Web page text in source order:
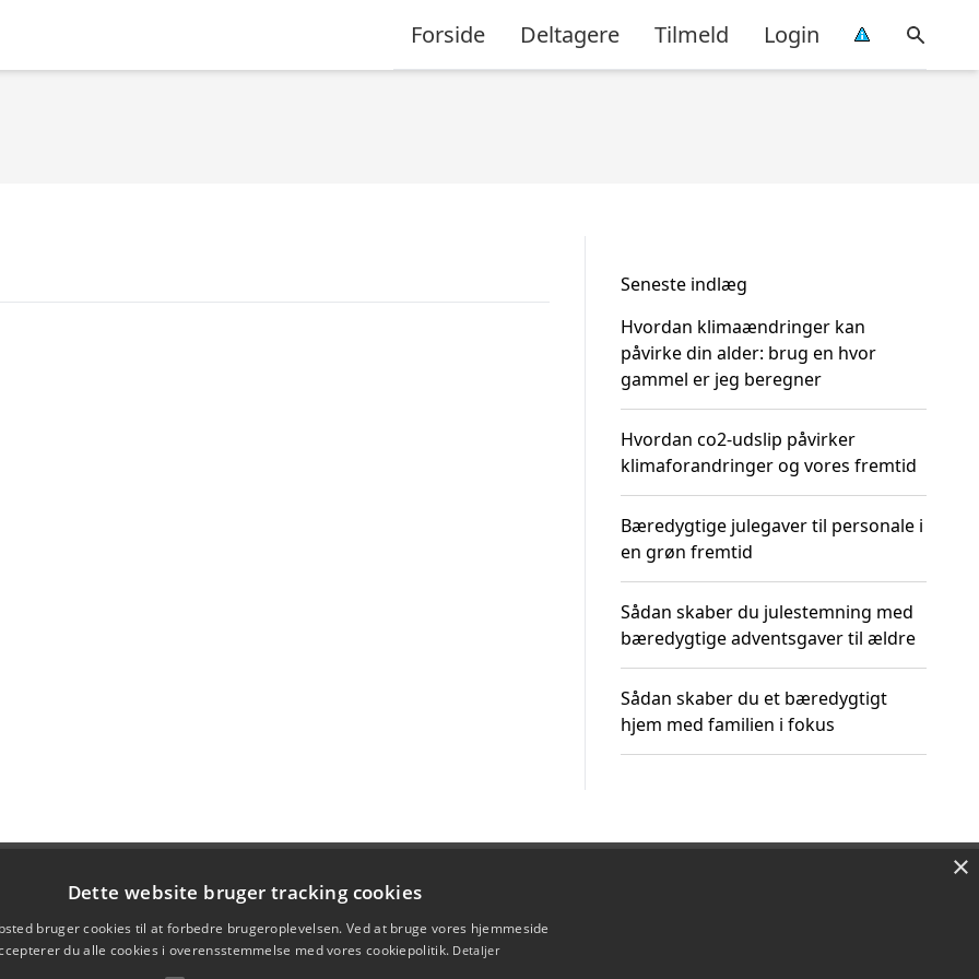
Forside Deltagere Tilmeld Login
Seneste indlæg
Hvordan klimaændringer kan
påvirke din alder: brug en hvor
gammel er jeg beregner
Hvordan co2-udslip påvirker
klimaforandringer og vores fremtid
Bæredygtige julegaver til personale i
en grøn fremtid
Sådan skaber du julestemning med
bæredygtige adventsgaver til ældre
Sådan skaber du et bæredygtigt
hjem med familien i fokus
×
Dette website bruger tracking cookies
bruger cookies til at forbedre brugeroplevelsen. Ved at bruge vores hjemmeside
du alle cookies i overensstemmelse med vores cookiepolitik. Detaljer